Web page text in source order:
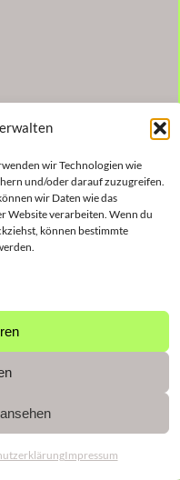
wir Technologien wie
und/oder darauf zuzugreifen.
wir Daten wie das
Website verarbeiten. Wenn du
können bestimmte
Impressum